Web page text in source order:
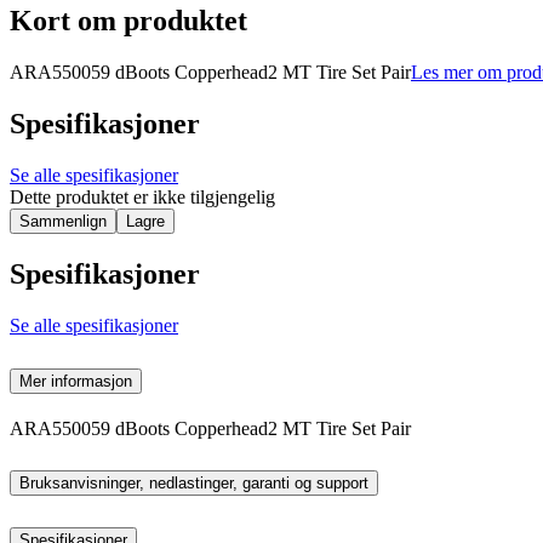
Kort om produktet
ARA550059 dBoots Copperhead2 MT Tire Set PairLes mer om
Spesifikasjoner
Se alle spesifikasjoner
Dette produktet er ikke tilgjengelig
Sammenlign Lagre
Spesifikasjoner
Se alle spesifikasjoner
Mer informasjon
ARA550059 dBoots Copperhead2 MT Tire Set Pair
Bruksanvisninger, nedlastinger, garanti og support